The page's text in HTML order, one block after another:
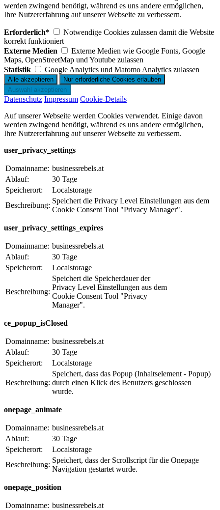
werden zwingend benötigt, während es uns andere ermöglichen,
Ihre Nutzererfahrung auf unserer Webseite zu verbessern.
Erforderlich*
Notwendige Cookies zulassen damit die Website
korrekt funktioniert
Externe Medien
Externe Medien wie Google Fonts, Google
Maps, OpenStreetMap und Youtube zulassen
Statistik
Google Analytics und Matomo Analytics zulassen
Datenschutz Impressum Cookie-Details
Auf unserer Webseite werden Cookies verwendet. Einige davon
werden zwingend benötigt, während es uns andere ermöglichen,
Ihre Nutzererfahrung auf unserer Webseite zu verbessern.
user_privacy_settings
Domainname: businessrebels.at
Ablauf:
30 Tage
Speicherort:
Localstorage
Beschreibung:
Speichert die Privacy Level Einstellungen aus dem
Cookie Consent Tool "Privacy Manager".
user_privacy_settings_expires
Domainname: businessrebels.at
Ablauf:
30 Tage
Speicherort:
Localstorage
Beschreibung:
Speichert die Speicherdauer der
Privacy Level Einstellungen aus dem
Cookie Consent Tool "Privacy
Manager".
ce_popup_isClosed
Domainname: businessrebels.at
Ablauf:
30 Tage
Speicherort:
Localstorage
Beschreibung:
Speichert, dass das Popup (Inhaltselement - Popup)
durch einen Klick des Benutzers geschlossen
wurde.
onepage_animate
Domainname: businessrebels.at
Ablauf:
30 Tage
Speicherort:
Localstorage
Beschreibung:
Speichert, dass der Scrollscript für die Onepage
Navigation gestartet wurde.
onepage_position
Domainname: businessrebels.at